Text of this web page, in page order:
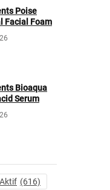
Poise
Facial Foam
Bioaqua
Serum
(616)